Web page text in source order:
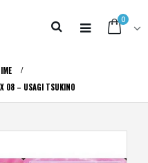
0
08 – USAGI TSUKINO